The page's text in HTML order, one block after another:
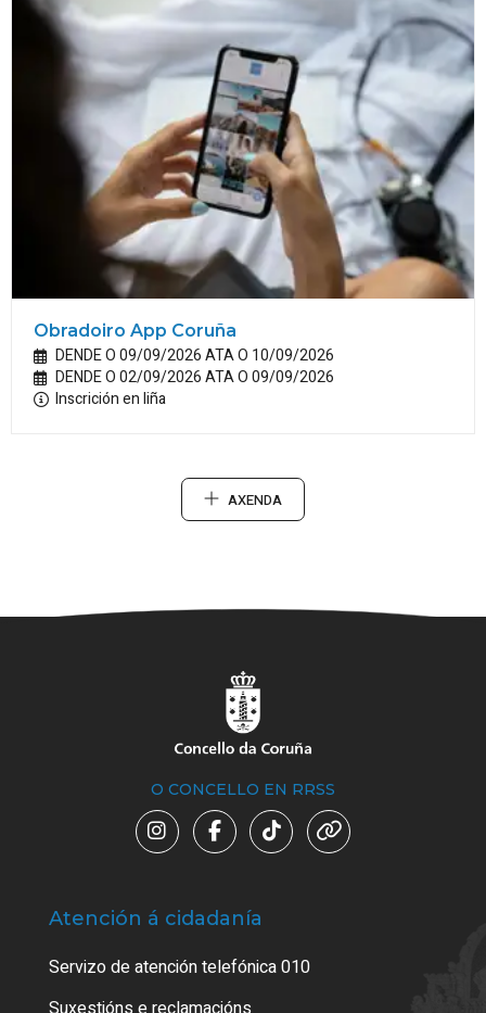
Obradoiro App Coruña
DENDE O 09/09/2026 ATA O 10/09/2026
DENDE O 02/09/2026 ATA O 09/09/2026
Inscrición en liña
AXENDA
O CONCELLO EN RRSS
Atención á cidadanía
Servizo de atención telefónica 010